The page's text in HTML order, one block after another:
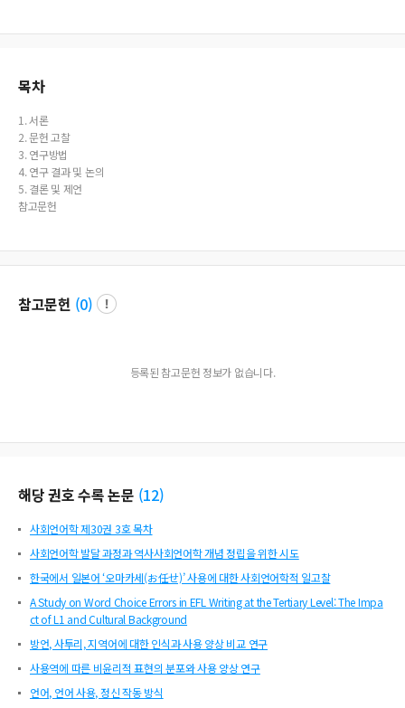
목차
1. 서론
2. 문헌 고찰
3. 연구방법
4. 연구 결과 및 논의
5. 결론 및 제언
참고문헌
참고문헌 (0)
등록된 참고문헌 정보가 없습니다.
해당 권호 수록 논문 (12)
사회언어학 제30권 3호 목차
사회언어학 발달 과정과 역사사회언어학 개념 정립을 위한 시도
한국에서 일본어 ‘오마카세(お任せ)’ 사용에 대한 사회언어학적 일고찰
A Study on Word Choice Errors in EFL Writing at the Tertiary Level: The Impa
ct of L1 and Cultural Background
방언, 사투리, 지역어에 대한 인식과 사용 양상 비교 연구
사용역에 따른 비윤리적 표현의 분포와 사용 양상 연구
언어, 언어 사용, 정신 작동 방식